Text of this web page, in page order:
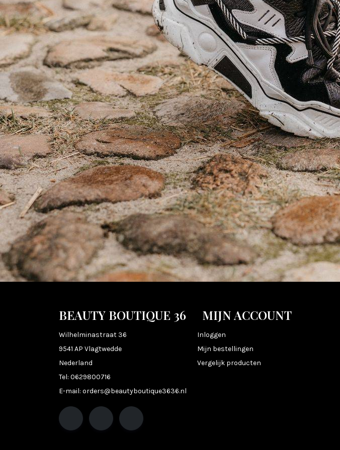
BEAUTY BOUTIQUE 36
Wilhelminastraat 36
9541 AP Vlagtwedde
Nederland
Tel: 0629800716
E-mail: orders@beautyboutique3636.nl
MIJN ACCOUNT
Inloggen
Mijn bestellingen
Vergelijk producten